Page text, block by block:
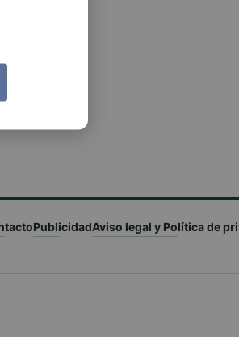
PublicidadAviso legal y Política de